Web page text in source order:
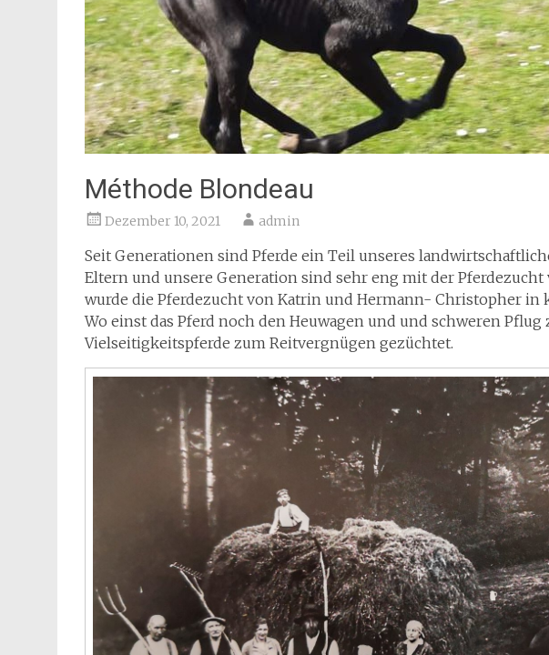
Méthode Blondeau
Dezember 10, 2021 admin
Seit Generationen sind Pferde ein Teil unseres
Eltern und unsere Generation sind sehr eng mit der
wurde die Pferdezucht von Katrin und Hermann- Christopher in
Wo einst das Pferd noch den Heuwagen und und schweren
Vielseitigkeitspferde zum Reitvergnügen gezüchtet.